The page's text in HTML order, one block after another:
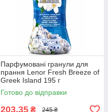
Парфумовані гранули для
прання Lenor Fresh Breeze of
Greek Island 195 г
Готово до відправки
203,35 ₴ 245 ₴